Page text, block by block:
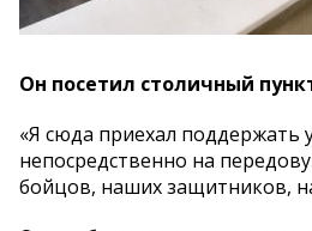
Он посетил столичный
«Я сюда приехал поддержать
непосредственно на
бойцов, наших защитников,